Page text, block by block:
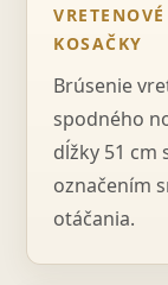
VRETENOVÉ
KOSAČKY
Brúsenie
spodného
dĺžky 51 cm
označením
otáčania.